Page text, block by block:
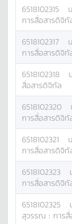
6518102315
การสื่อสารดิจิทั
6518102317
การสื่อสารดิจิทั
6518102318
สื่อสารดิจิทัล
6518102320
การสื่อสารดิจิทั
6518102321
การสื่อสารดิจิทั
6518102323
การสื่อสารดิจิทั
6518102325
สุวรรณ : การ